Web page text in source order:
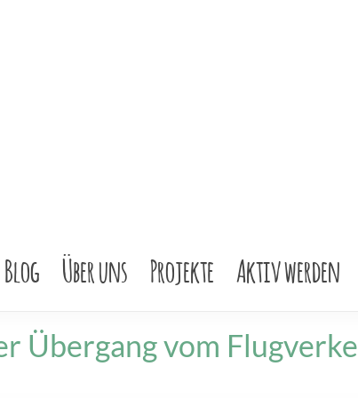
Blog Über uns Projekte Aktiv werden
Übergang vom